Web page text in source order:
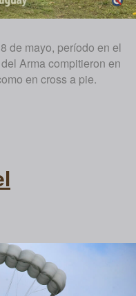
de mayo, período en el
Arma compitieron en
en cross a pie.